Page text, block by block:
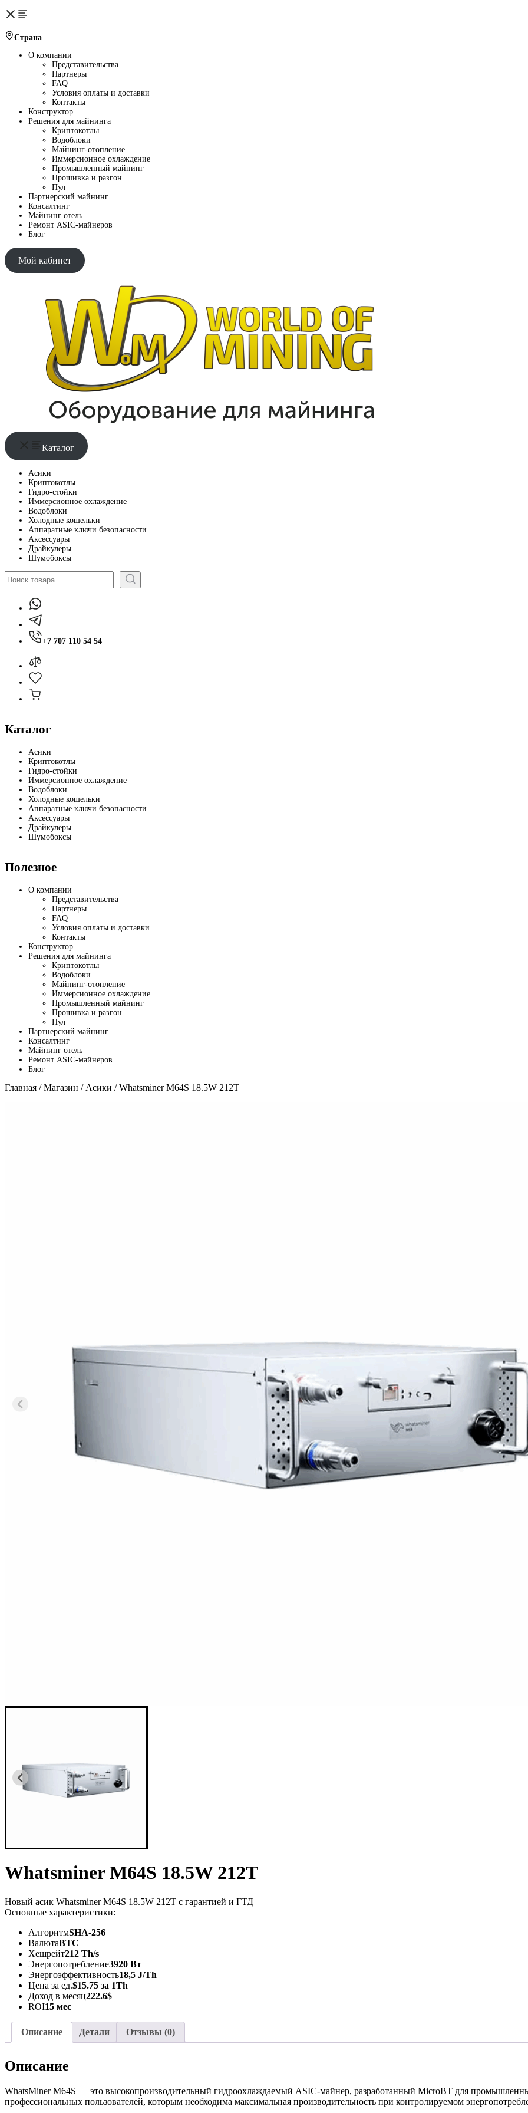
Страна
О компании
Представительства
Партнеры
FAQ
Условия оплаты и доставки
Контакты
Конструктор
Решения для майнинга
Криптокотлы
Водоблоки
Майнинг-отопление
Иммерсионное охлаждение
Промышленный майнинг
Прошивка и разгон
Пул
Партнерский майнинг
Консалтинг
Майнинг отель
Ремонт ASIC-майнеров
Блог
Мой кабинет
Каталог
Асики
Криптокотлы
Гидро-стойки
Иммерсионное охлаждение
Водоблоки
Холодные кошельки
Аппаратные ключи безопасности
Аксессуары
Драйкулеры
Шумобоксы
Поиск
+7 707 110 54 54
Каталог
Асики
Криптокотлы
Гидро-стойки
Иммерсионное охлаждение
Водоблоки
Холодные кошельки
Аппаратные ключи безопасности
Аксессуары
Драйкулеры
Шумобоксы
Полезное
О компании
Представительства
Партнеры
FAQ
Условия оплаты и доставки
Контакты
Конструктор
Решения для майнинга
Криптокотлы
Водоблоки
Майнинг-отопление
Иммерсионное охлаждение
Промышленный майнинг
Прошивка и разгон
Пул
Партнерский майнинг
Консалтинг
Майнинг отель
Ремонт ASIC-майнеров
Блог
Главная /Магазин / Асики / Whatsminer M64S 18.5W 212T
Whatsminer M64S 18.5W 212T
Новый асик Whatsminer M64S 18.5W 212T с гарантией и ГТД
Основные характеристики:
АлгоритмSHA-256
ВалютаBTC
Хешрейт212 Th/s
Энергопотребление3920 Вт
Энергоэффективность18,5 J/Th
Цена за ед.$15.75 за 1Th
Доход в месяц222.6$
ROI15 мес
Описание Детали Отзывы (0)
Описание
WhatsMiner M64S — это высокопроизводительный гидроохлаждаемый ASIC-майнер, разработанный MicroBT для
профессиональных пользователей, которым необходима максимальная производительность при контролируемом